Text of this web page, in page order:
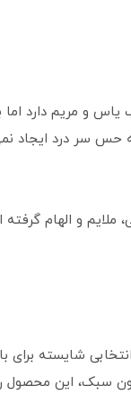
و مریم دارد
سر درد ایجاد
ملایم و الهام‌
شایسته برای
این محصول را